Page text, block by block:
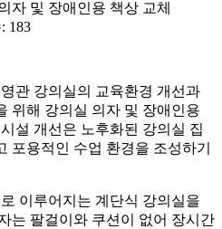
자 및 장애인용 책상 교체
183
관 강의실의 교육환경 개선과
위해 강의실 의자 및 장애인용
설 개선은 노후화된 강의실 집
포용적인 수업 환경을 조성하기
이루어지는 계단식 강의실을
는 팔걸이와 쿠션이 없어 장시간